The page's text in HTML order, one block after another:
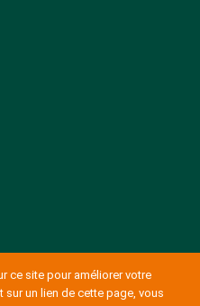
générales de vente
ce site pour améliorer votre
sur un lien de cette page, vous